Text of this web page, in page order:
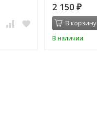
2 150 ₽
В корзину
В наличии